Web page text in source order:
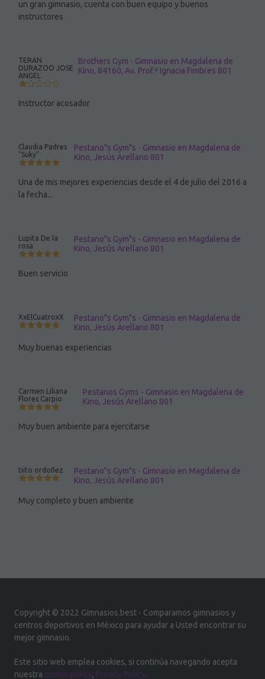
un gran gimnasio, cuenta con buen equipo y buenos
instructores
TERAN
DURAZOO JOSE
ANGEL
Brothers Gym - Gimnasio en Magdalena de
Kino, 84160, Av. Prof.ª Ignacia Fimbres 801
Instructor acosador
Claudia Padres
“Suky”
Pestano"s Gym"s - Gimnasio en Magdalena de
Kino, Jesús Arellano 801
Una de mis mejores experiencias desde el 4 de julio del 2016 a
la fecha...
Lupita De la
rosa
Pestano"s Gym"s - Gimnasio en Magdalena de
Kino, Jesús Arellano 801
Buen servicio
XxElCuatroxX
Pestano"s Gym"s - Gimnasio en Magdalena de
Kino, Jesús Arellano 801
Muy buenas experiencias
Carmen Liliana
Flores Carpio
Pestanos Gyms - Gimnasio en Magdalena de
Kino, Jesús Arellano 801
Muy buen ambiente para ejercitarse
tiito ordoñez
Pestano"s Gym"s - Gimnasio en Magdalena de
Kino, Jesús Arellano 801
Muy completo y buen ambiente
Copyright © 2022 Gimnasios.best - Comparamos gimnasios y
centros deportivos en México para ayudar a Usted encontrar su
mejor gimnasio.
Este sitio web emplea cookies, si continúa navegando acepta
nuestra cookie policy, Privacy Policy.